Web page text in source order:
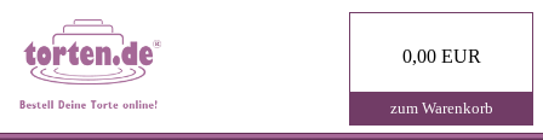
0,00 EUR
zum Warenkorb